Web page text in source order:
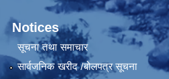
Notices
सूचना तथा समाचार
सार्वजनिक खरीद /बोलपत्र सूचना